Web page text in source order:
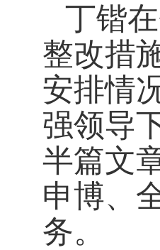
丁锴
整改措
安排情
强领导
半篇文
申博、
务。